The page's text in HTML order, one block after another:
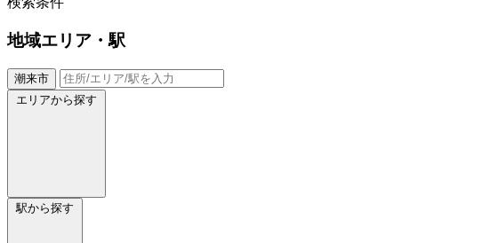
地域エリア・駅
潮来市
エリアから探す
駅から探す